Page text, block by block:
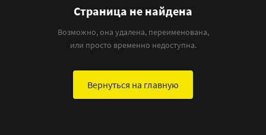
Страница не найдена
Возможно, она удалена, переименована,
или просто временно недоступна.
Вернуться на главную